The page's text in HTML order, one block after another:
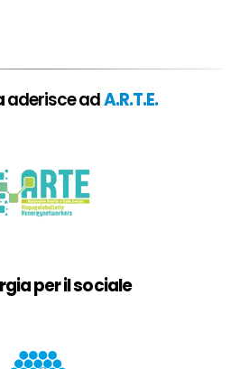
aderisce adA.R.T.E.
per il sociale